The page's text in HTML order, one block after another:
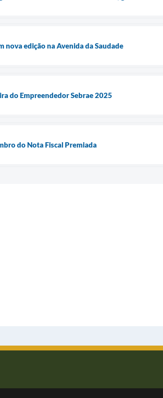
nova edição na Avenida da Saudade
do Empreendedor Sebrae 2025
do Nota Fiscal Premiada